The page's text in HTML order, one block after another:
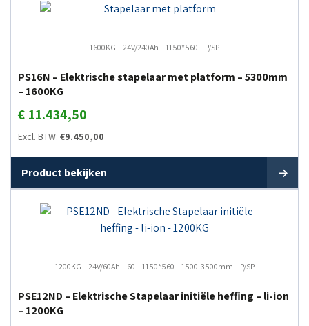
1600KG 24V/240Ah 1150*560 P/SP
PS16N – Elektrische stapelaar met platform – 5300mm
– 1600KG
€ 11.434,50
Excl. BTW: €9.450,00
Product bekijken
1200KG 24V/60Ah 60 1150*560 1500-3500mm P/SP
PSE12ND – Elektrische Stapelaar initiële heffing – li-ion
– 1200KG